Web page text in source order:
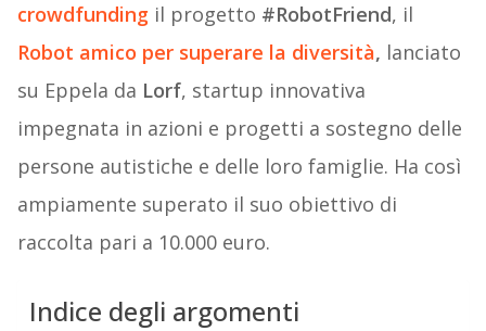
crowdfunding il progetto #RobotFriend, il
Robot amico per superare la diversità, lanciato
su Eppela da Lorf, startup innovativa
impegnata in azioni e progetti a sostegno delle
persone autistiche e delle loro famiglie. Ha così
ampiamente superato il suo obiettivo di
raccolta pari a 10.000 euro.
Indice degli argomenti